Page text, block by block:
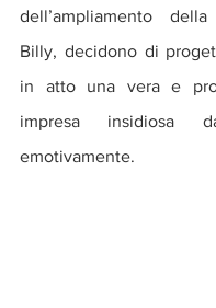
dell’ampliamento
Billy, decidono di
in atto una vera e
impresa insidiosa
emotivamente.